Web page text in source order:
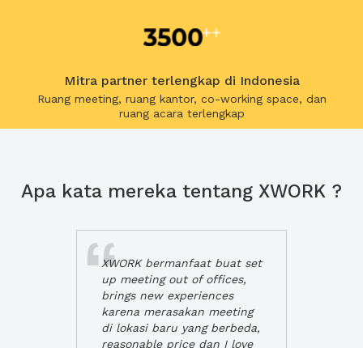
Mitra partner terlengkap di Indonesia
Ruang meeting, ruang kantor, co-working space, dan
ruang acara terlengkap
Apa kata mereka tentang XWORK ?
XWORK bermanfaat buat set
up meeting out of offices,
brings new experiences
karena merasakan meeting
di lokasi baru yang berbeda,
reasonable price dan I love